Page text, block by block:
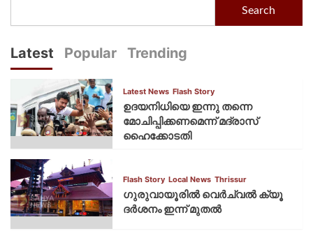
Search
Latest Popular Trending
Latest News Flash Story
ഉദയനിധിയെ ഇന്നു തന്നെ
മോചിപ്പിക്കണമെന്ന് മദ്രാസ്
ഹൈക്കോടതി
Flash Story Local News Thrissur
ഗുരുവായൂരില്‍ വെര്‍ച്വല്‍ ക്യൂ
ദര്‍ശനം ഇന്ന് മുതല്‍